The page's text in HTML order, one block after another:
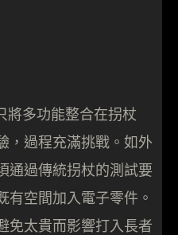
將多功能整合在拐杖
，過程充滿挑戰。如外
通過傳統拐杖的測試要
有空間加入電子零件。
免太貴而影響打入長者